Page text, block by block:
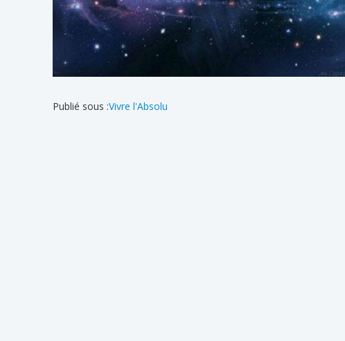
Publié sous :Vivre l'Absolu